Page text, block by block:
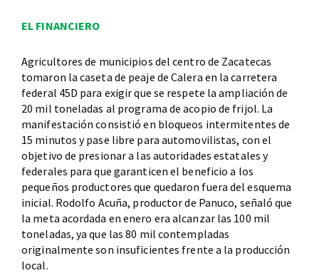
EL FINANCIERO
Agricultores de municipios del centro de Zacatecas
tomaron la caseta de peaje de Calera en la carretera
federal 45D para exigir que se respete la ampliación de
20 mil toneladas al programa de acopio de frijol. La
manifestación consistió en bloqueos intermitentes de
15 minutos y pase libre para automovilistas, con el
objetivo de presionar a las autoridades estatales y
federales para que garanticen el beneficio a los
pequeños productores que quedaron fuera del esquema
inicial. Rodolfo Acuña, productor de Panuco, señaló que
la meta acordada en enero era alcanzar las 100 mil
toneladas, ya que las 80 mil contempladas
originalmente son insuficientes frente a la producción
local.